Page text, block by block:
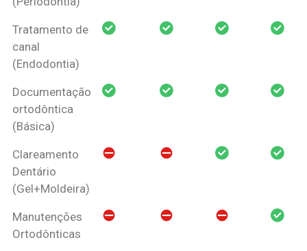
Tratamento de
canal
(Endodontia)
Documentação
ortodôntica
(Básica)
Clareamento
Dentário
(Gel+Moldeira)
Manutenções
Ortodônticas